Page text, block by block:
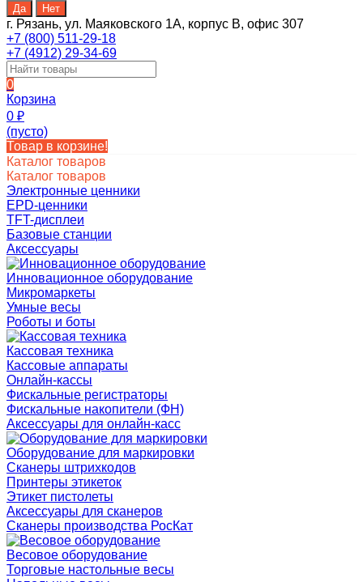
г. Рязань, ул. Маяковского 1А, корпус B, офис 307
+7 (800) 511-29-18
+7 (4912) 29-34-69
0
Корзина
0 ₽
(пусто)
Товар в корзине!
Каталог товаров
Каталог товаров
Электронные ценники
EPD-ценники
TFT-дисплеи
Базовые станции
Аксессуары
Инновационное оборудование
Микромаркеты
Умные весы
Роботы и боты
Кассовая техника
Кассовые аппараты
Онлайн-кассы
Фискальные регистраторы
Фискальные накопители (ФН)
Аксессуары для онлайн-касс
Оборудование для маркировки
Сканеры штрихкодов
Принтеры этикеток
Этикет пистолеты
Аксессуары для сканеров
Сканеры производства РосКат
Весовое оборудование
Торговые настольные весы